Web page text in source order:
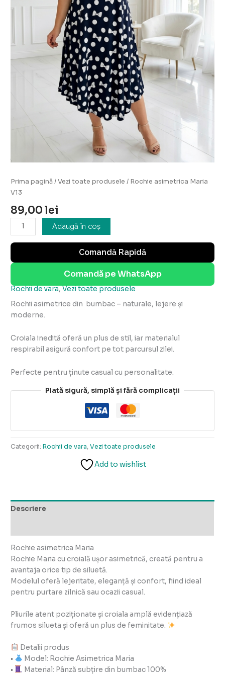
Prima pagină/Vezi toate produsele / Rochie asimetrica Maria
V13
89,00lei
Adaugă în coș
Comandă Rapidă
Comandă pe WhatsApp
Rochii de vara,Vezi toate produsele
Rochii asimetrice din bumbac – naturale, lejere și
moderne.
Croiala inedită oferă un plus de stil, iar materialul
respirabil asigură confort pe tot parcursul zilei.
Perfecte pentru ținute casual cu personalitate.
Plată sigură, simplă și fără complicații
Categorii:Rochii de vara,Vezi toate produsele
Add to wishlist
Descriere
Rochie asimetrica Maria
Rochie Maria cu croială ușor asimetrică, creată pentru a
avantaja orice tip de siluetă.
Modelul oferă lejeritate, eleganță și confort, fiind ideal
pentru purtare zilnică sau ocazii casual.
Pliurile atent poziționate și croiala amplă evidențiază
frumos silueta și oferă un plus de feminitate.
Detalii produs
•
Model: Rochie Asimetrica Maria
•
Material: Pânză subțire din bumbac 100%